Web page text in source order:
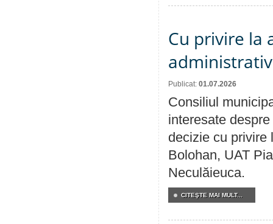
Cu privire la
Publicat: 01.07.2026
Consiliul
interesate
decizie cu privire
Bolohan, UAT
Neculăieuca.
CITEŞTE MAI MULT...